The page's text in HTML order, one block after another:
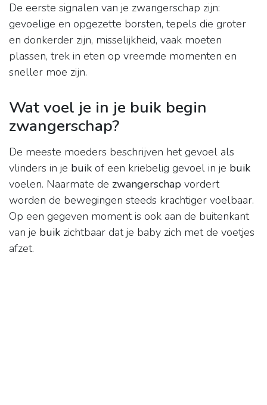
De eerste signalen van je zwangerschap zijn:
gevoelige en opgezette borsten, tepels die groter
en donkerder zijn, misselijkheid, vaak moeten
plassen, trek in eten op vreemde momenten en
sneller moe zijn.
Wat voel je in je buik begin
zwangerschap?
De meeste moeders beschrijven het gevoel als
vlinders in je buik of een kriebelig gevoel in je buik
voelen. Naarmate de zwangerschap vordert
worden de bewegingen steeds krachtiger voelbaar.
Op een gegeven moment is ook aan de buitenkant
van je buik zichtbaar dat je baby zich met de voetjes
afzet.